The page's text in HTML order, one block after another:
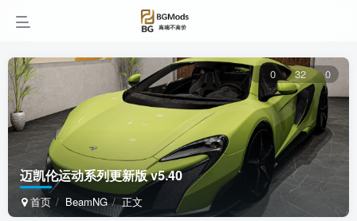
迈凯伦运动系列更新版 v5.40
首页 BeamNG 正文
0 32 0